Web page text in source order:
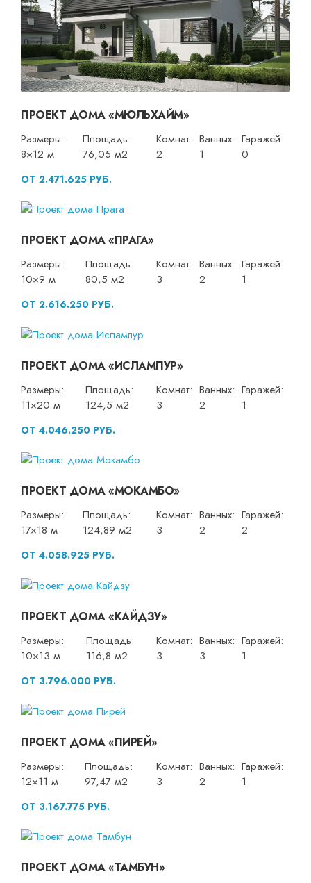
ПРОЕКТ ДОМА «МЮЛЬХАЙМ»
Размеры:
8×12 м
Площадь:
76,05 м2
Комнат:
2
Ванных:
1
Гаражей:
0
ОТ 2.471.625 РУБ.
ПРОЕКТ ДОМА «ПРАГА»
Размеры:
10×9 м
Площадь:
80,5 м2
Комнат:
3
Ванных:
2
Гаражей:
1
ОТ 2.616.250 РУБ.
ПРОЕКТ ДОМА «ИСЛАМПУР»
Размеры:
11×20 м
Площадь:
124,5 м2
Комнат:
3
Ванных:
2
Гаражей:
1
ОТ 4.046.250 РУБ.
ПРОЕКТ ДОМА «МОКАМБО»
Размеры:
17×18 м
Площадь:
124,89 м2
Комнат:
3
Ванных:
2
Гаражей:
2
ОТ 4.058.925 РУБ.
ПРОЕКТ ДОМА «КАЙДЗУ»
Размеры:
10×13 м
Площадь:
116,8 м2
Комнат:
3
Ванных:
3
Гаражей:
1
ОТ 3.796.000 РУБ.
ПРОЕКТ ДОМА «ПИРЕЙ»
Размеры:
12×11 м
Площадь:
97,47 м2
Комнат:
3
Ванных:
2
Гаражей:
1
ОТ 3.167.775 РУБ.
ПРОЕКТ ДОМА «ТАМБУН»